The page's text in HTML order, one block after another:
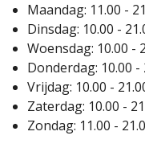
Maandag: 11.00 -
Dinsdag: 10.00 -
Woensdag: 10.00 -
Donderdag: 10.00 -
Vrijdag: 10.00 -
Zaterdag: 10.00 -
Zondag: 11.00 -